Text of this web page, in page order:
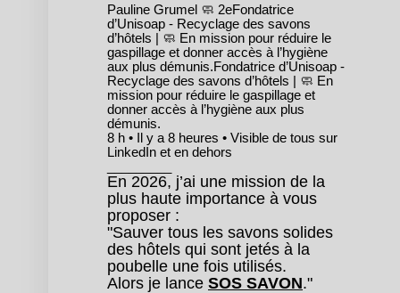
Pauline Grumel 🧼 2eFondatrice
d’Unisoap - Recyclage des savons
d’hôtels | 🧼 En mission pour réduire le
gaspillage et donner accès à l’hygiène
aux plus démunis.Fondatrice d’Unisoap -
Recyclage des savons d’hôtels | 🧼 En
mission pour réduire le gaspillage et
donner accès à l’hygiène aux plus
démunis.
8 h • Il y a 8 heures • Visible de tous sur
LinkedIn et en dehors
En 2026, j’ai une mission de la
plus haute importance à vous
proposer :
"Sauver tous les savons solides
des hôtels qui sont jetés à la
poubelle une fois utilisés.
Alors je lance SOS SAVON."